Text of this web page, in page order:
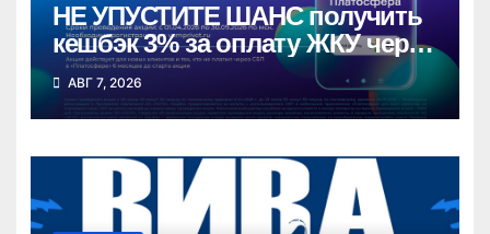
НЕ УПУСТИТЕ ШАНС получить
кешбэк 3% за оплату ЖКУ через
СБП в «Платосфере»
АВГ 7, 2026